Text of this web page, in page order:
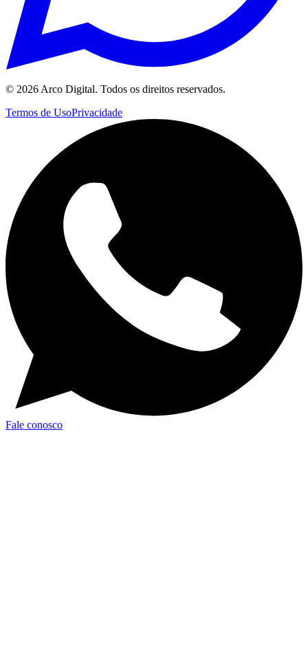
© 2026 Arco Digital. Todos os direitos reservados.
Termos de UsoPrivacidade
Fale conosco